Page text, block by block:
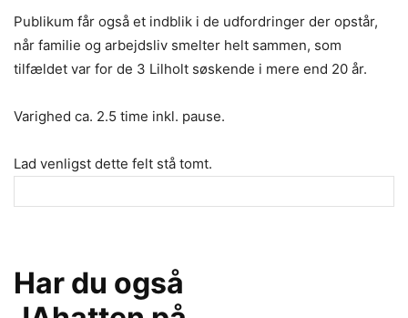
Publikum får også et indblik i de udfordringer der opstår,
når familie og arbejdsliv smelter helt sammen, som
tilfældet var for de 3 Lilholt søskende i mere end 20 år.
Varighed ca. 2.5 time inkl. pause.
Lad venligst dette felt stå tomt.
Har du også